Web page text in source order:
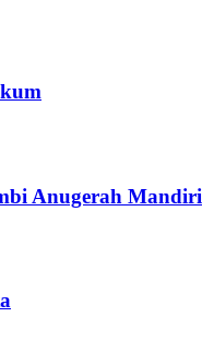
Anugerah Mandiri